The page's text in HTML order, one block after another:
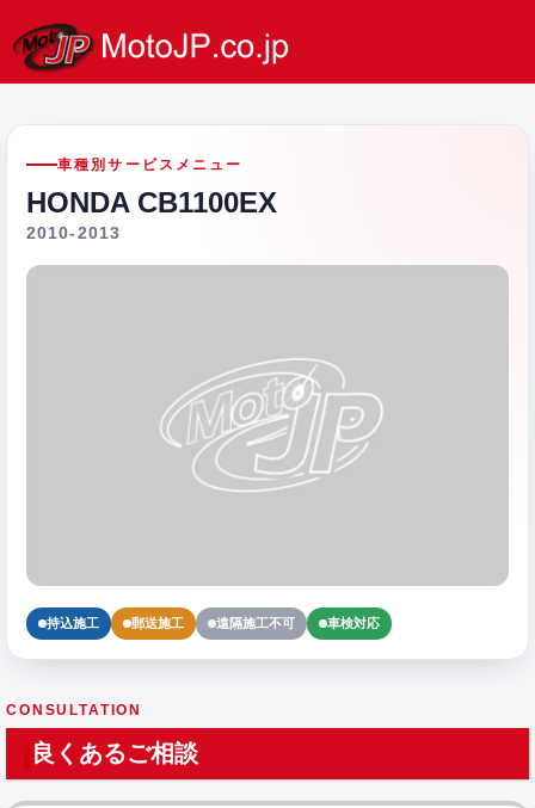
車種別サービスメニュー
HONDA CB1100EX
2010-2013
持込施工 郵送施工 遠隔施工不可 車検対応
CONSULTATION
良くあるご相談